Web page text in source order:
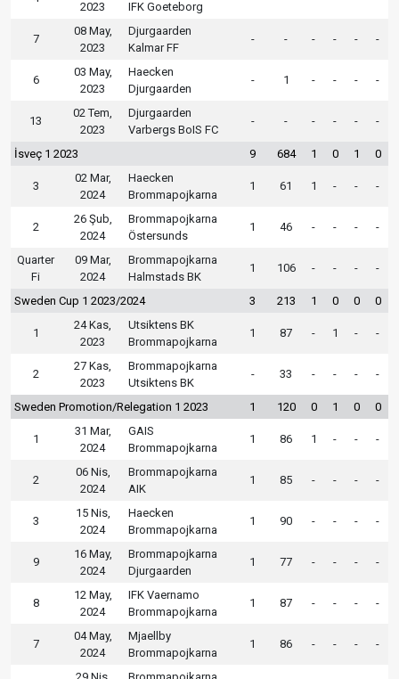
2023
IFK Goeteborg
7
08 May,
2023
Djurgaarden
Kalmar FF
- - - - - -
6
03 May,
2023
Haecken
Djurgaarden
- 1 - - - -
13
02 Tem,
2023
Djurgaarden
Varbergs BoIS FC
- - - - - -
İsveç 1 2023 9 684 1 0 1 0
3
02 Mar,
2024
Haecken
Brommapojkarna
1 61 1 - - -
2
26 Şub,
2024
Brommapojkarna
Östersunds
1 46 - - - -
Quarter
Fi
09 Mar,
2024
Brommapojkarna
Halmstads BK
1 106 - - - -
Sweden Cup 1 2023/2024 3 213 1 0 0 0
1
24 Kas,
2023
Utsiktens BK
Brommapojkarna
1 87 - 1 - -
2
27 Kas,
2023
Brommapojkarna
Utsiktens BK
- 33 - - - -
Sweden Promotion/Relegation 1 2023 1 120 0 1 0 0
1
31 Mar,
2024
GAIS
Brommapojkarna
1 86 1 - - -
2
06 Nis,
2024
Brommapojkarna
AIK
1 85 - - - -
3
15 Nis,
2024
Haecken
Brommapojkarna
1 90 - - - -
9
16 May,
2024
Brommapojkarna
Djurgaarden
1 77 - - - -
8
12 May,
2024
IFK Vaernamo
Brommapojkarna
1 87 - - - -
7
04 May,
2024
Mjaellby
Brommapojkarna
1 86 - - - -